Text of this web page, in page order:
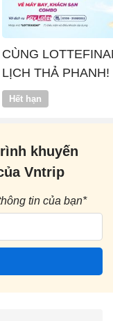
CÙNG
LỊCH THẢ PHANH!
Hết hạn
khuyến
Vntrip
tin của bạn*